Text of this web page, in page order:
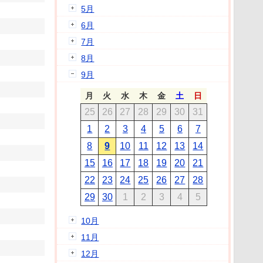
5月
6月
7月
8月
9月
月 火 水 木 金 土 日
25 26 27 28 29 30
31
1
2 3 4 5 6
7
8
9 10 11 12 13
14
15
16 17 18 19 20
21
22
23 24 25 26 27
28
29
30 1 2 3 4 5
10月
11月
12月